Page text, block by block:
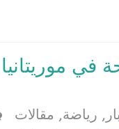
في
, رياضة, مقالات